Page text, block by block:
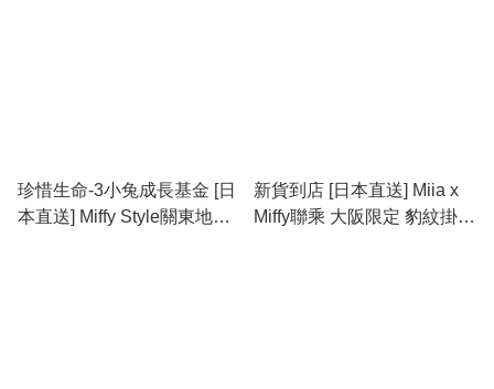
珍惜生命-3小兔成長基金 [日
本直送] Miffy Style關東地區
新貨到店 [日本直送] Miia x
Miffy聯乘 大阪限定 豹紋掛件